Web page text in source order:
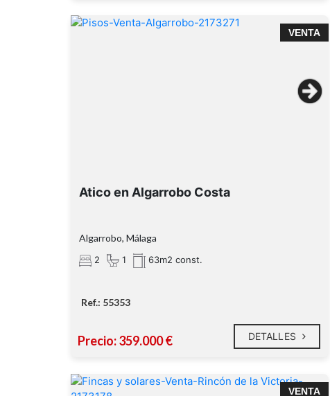
Pista de pádel.
Ambiente tranquilo y familiar.
VENTA
Ático en venta en Algarrobo Costa – Sol, mar
Atico en Algarrobo Costa
Algarrobo, Málaga
2 1 63m2 const.
Ref.: 55353
Precio: 359.000 € DETALLES
VENTA
¡PARCELA URBANA CON POSIBILIDAD DE